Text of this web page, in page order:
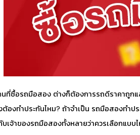
ที่ซื้อรถมือสอง ต่างก็ต้องการรถดีราคาถูก
องทำประกันไหม? ถ้าจำเป็น รถมือสองทำปร
บเจ้าของรถมือสองทั้งหลายว่าควรเลือกแบ